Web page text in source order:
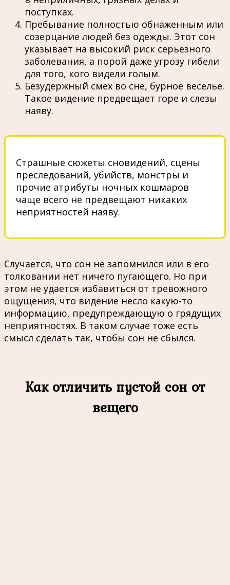
поступках.
Пребывание полностью обнаженным или
созерцание людей без одежды. Этот сон
указывает на высокий риск серьезного
заболевания, а порой даже угрозу гибели
для того, кого видели голым.
Безудержный смех во сне, бурное веселье.
Такое видение предвещает горе и слезы
наяву.
Страшные сюжеты сновидений, сцены
преследований, убийств, монстры и
прочие атрибуты ночных кошмаров
чаще всего не предвещают никаких
неприятностей наяву.
Случается, что сон не запомнился или в его
толковании нет ничего пугающего. Но при
этом не удается избавиться от тревожного
ощущения, что видение несло какую-то
информацию, предупреждающую о грядущих
неприятностях. В таком случае тоже есть
смысл сделать так, чтобы сон не сбылся.
Как отличить пустой сон от
вещего